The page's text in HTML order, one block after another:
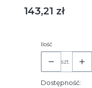
Cena
143,21 zł
Ilość
szt.
Dostępność: